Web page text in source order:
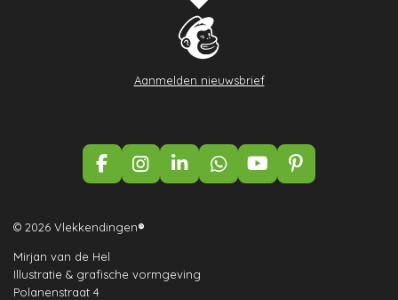
Aanmelden nieuwsbrief
F
a
e
o
o
I
n
t
r
L
i
I
W
h
Y
o
P
i
© 2026 Vlekkendingen®
Mirjan van de Hel
Illustratie & grafische vormgeving
Polanenstraat 4